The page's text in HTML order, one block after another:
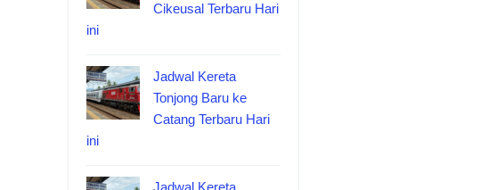
Cikeusal Terbaru Hari
ini
Jadwal Kereta
Tonjong Baru ke
Catang Terbaru Hari
ini
Jadwal Kereta